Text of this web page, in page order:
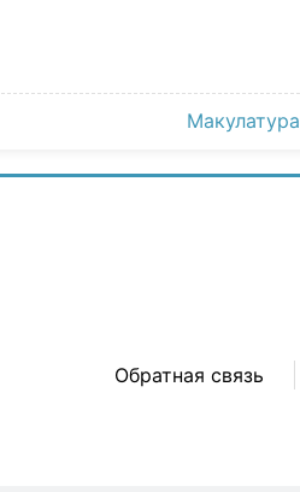
Макулатура
Обратная связь